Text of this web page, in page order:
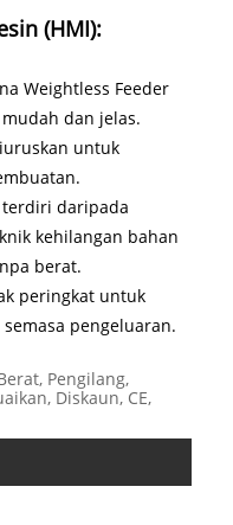
(HMI):
Weightless Feeder
dan jelas.
untuk
terdiri daripada
kehilangan bahan
berat.
peringkat untuk
pengeluaran.
Pengilang,
Diskaun, CE,